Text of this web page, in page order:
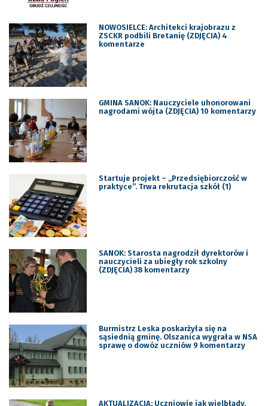
NOWOSIELCE: Architekci krajobrazu z
ZSCKR podbili Bretanię (ZDJĘCIA) 4
komentarze
GMINA SANOK: Nauczyciele uhonorowani
nagrodami wójta (ZDJĘCIA) 10 komentarzy
Startuje projekt – „Przedsiębiorczość w
praktyce”. Trwa rekrutacja szkół (1)
SANOK: Starosta nagrodził dyrektorów i
nauczycieli za ubiegły rok szkolny
(ZDJĘCIA) 38 komentarzy
Burmistrz Leska poskarżyła się na
sąsiednią gminę. Olszanica wygrała w NSA
sprawę o dowóz uczniów 9 komentarzy
AKTUALIZACJA: Uczniowie jak wielbłądy.